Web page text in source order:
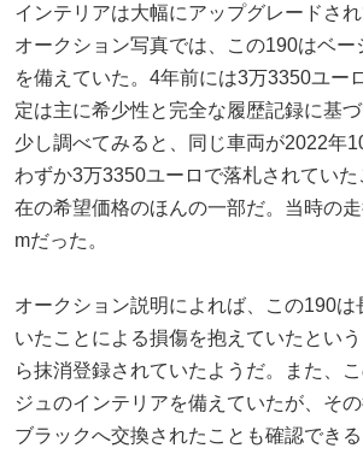
インテリアは大幅にアップグレードさ
オークション写真では、この190はベー
を備えていた。4年前には3万3350ユー
定は主に希少性と完全な履歴記録に基
少し調べてみると、同じ車両が2022年
わずか3万3350ユーロで落札されてい
在の希望価格のほんの一部だ。当時の
mだった。
オークション説明によれば、この190は
いたことによる損傷を抱えていたとい
ら抹消登録されていたようだ。また、
ジュのインテリアを備えていたが、そ
ブラックへ交換されたことも確認できる